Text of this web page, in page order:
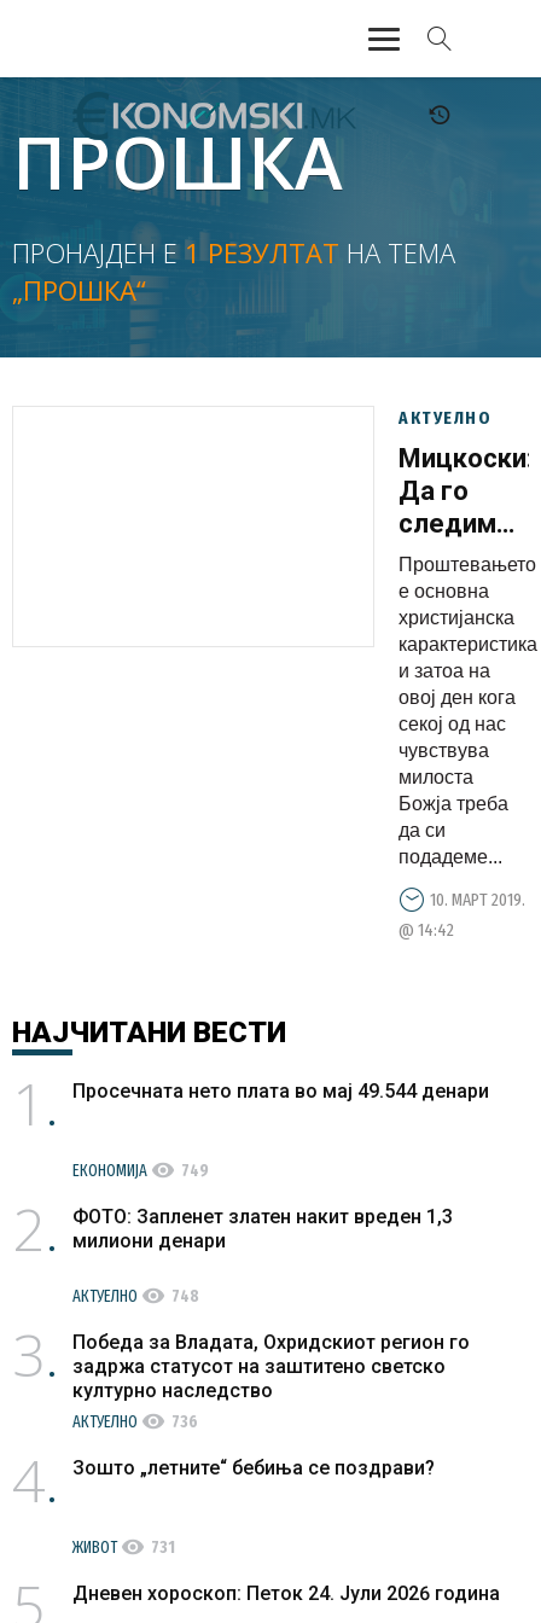
АКТУЕЛНО
ЕКОНОМИЈА
ФИНАНСИИ
БАНКАРСТВО
ЖИВОТ
ПРОШКА
ПРОНАЈДЕН Е1 РЕЗУЛТАТ НА ТЕМА
„ПРОШКА“
АКТУЕЛНО
Мицкоски:
Да го
следиме
патот на
и
љубовта
и
заеднички
да
работиме
за
и успешна
иднина за
Проштевањето
е основна
христијанска
карактеристика
и затоа на
овој ден кога
секој од нас
чувствува
милоста
Божја треба
да си
подадеме...
10. МАРТ 2019.
@ 14:42
НАЈЧИТАНИ ВЕСТИ
1 Просечната нето плата во мај 49.544 денари
ЕКОНОМИЈА visibility 749
2
ФОТО: Запленет златен накит вреден 1,3
милиони денари
АКТУЕЛНО visibility 748
3
Победа за Владата, Охридскиот регион го
задржа статусот на заштитено светско
културно наследство
АКТУЕЛНО visibility 736
4 Зошто „летните“ бебиња се поздрави?
ЖИВОТvisibility 731
5 Дневен хороскоп: Петок 24. Јули 2026 година